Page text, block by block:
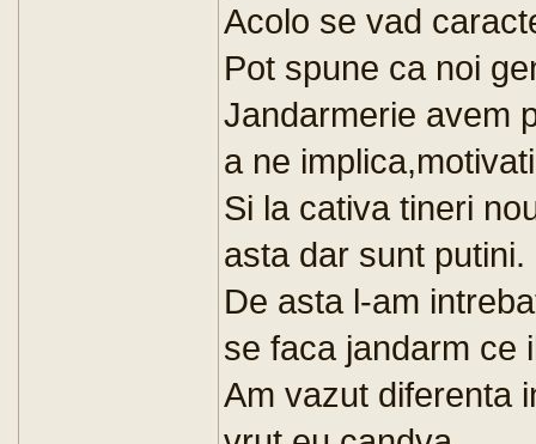
Acolo se vad
Pot spune ca noi
Jandarmerie avem
a ne
Si la cativa tineri
asta dar sunt putini.
De asta l-am
se faca jandarm ce
Am vazut diferenta